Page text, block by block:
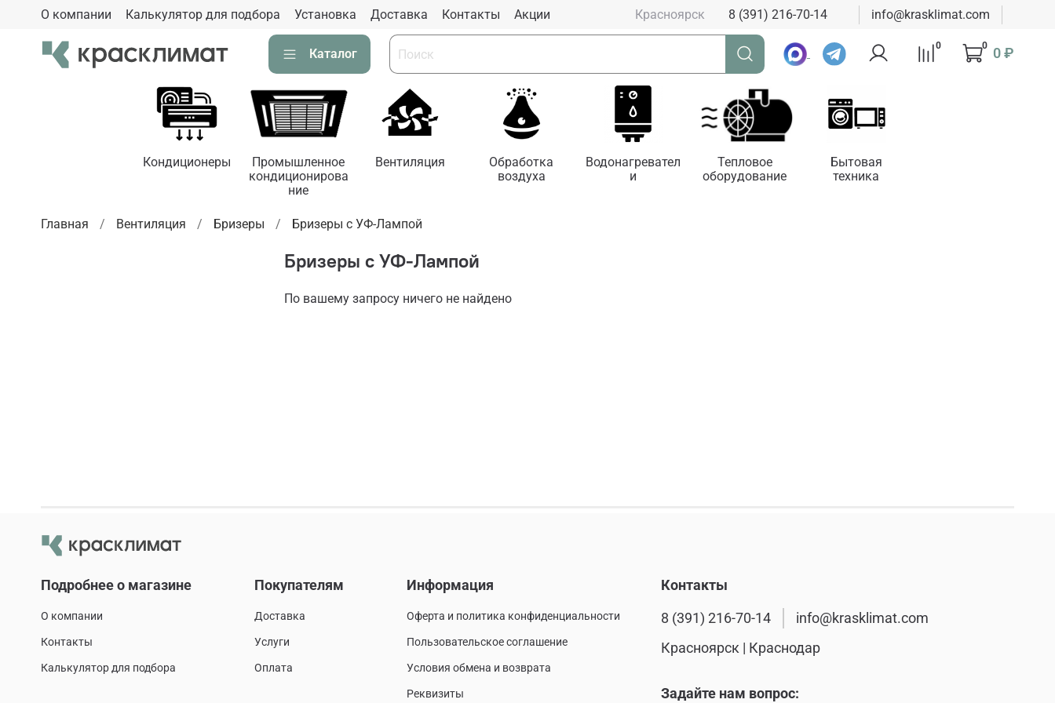
О компании Калькулятор для подбора Установка Доставка Контакты Aкции Красноярск 8 (391) 216-70-14 info@krasklimat.com
Каталог
0 0 0 ₽
Кондиционеры
Промышленное
кондиционирова
ние
Вентиляция
Обработка
воздуха
Водонагревател
и
Тепловое
оборудование
Бытовая
техника
Главная Вентиляция Бризеры Бризеры с УФ-Лампой
Бризеры с УФ-Лампой
По вашему запросу ничего не найдено
Подробнее о магазине
О компании
Контакты
Калькулятор для подбора
Покупателям
Доставка
Услуги
Оплата
Информация
Оферта и политика конфиденциальности
Пользовательское соглашение
Условия обмена и возврата
Реквизиты
Контакты
8 (391) 216-70-14
info@krasklimat.com
Красноярск | Краснодар
Задайте нам вопрос: